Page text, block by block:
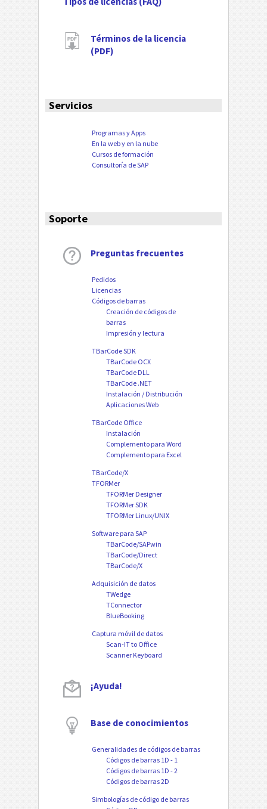
Términos de la licencia
(PDF)
Servicios
Programas y Apps
En la web y en la nube
Cursos de formación
Consultoría de SAP
Soporte
Preguntas frecuentes
Pedidos
Licencias
Códigos de barras
Creación de códigos de
barras
Impresión y lectura
TBarCode SDK
TBarCode OCX
TBarCode DLL
TBarCode .NET
Instalación / Distribución
Aplicaciones Web
TBarCode Office
Instalación
Complemento para Word
Complemento para Excel
TBarCode/X
TFORMer
TFORMer Designer
TFORMer SDK
TFORMer Linux/UNIX
Software para SAP
TBarCode/SAPwin
TBarCode/Direct
TBarCode/X
Adquisición de datos
TWedge
TConnector
BlueBooking
Captura móvil de datos
Scan-IT to Office
Scanner Keyboard
¡Ayuda!
Base de conocimientos
Generalidades de códigos de barras
Códigos de barras 1D - 1
Códigos de barras 1D - 2
Códigos de barras 2D
Simbologías de código de barras